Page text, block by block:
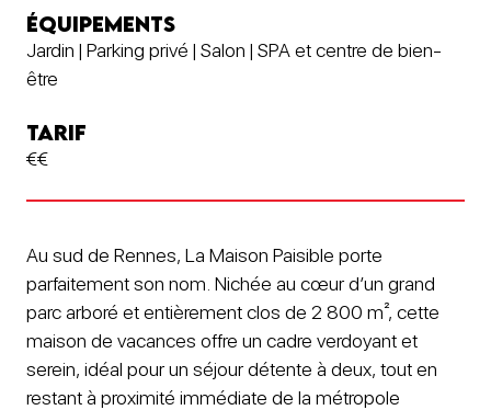
ÉQUIPEMENTS
Jardin | Parking privé | Salon | SPA et centre de bien-
être
TARIF
€€
Au sud de Rennes, La Maison Paisible porte
parfaitement son nom. Nichée au cœur d’un grand
parc arboré et entièrement clos de 2 800 m², cette
maison de vacances offre un cadre verdoyant et
serein, idéal pour un séjour détente à deux, tout en
restant à proximité immédiate de la métropole